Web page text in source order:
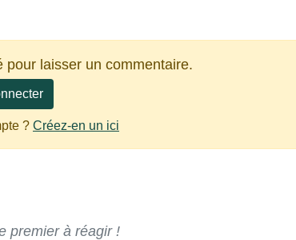
pour laisser un commentaire.
? Créez-en un ici
premier à réagir !